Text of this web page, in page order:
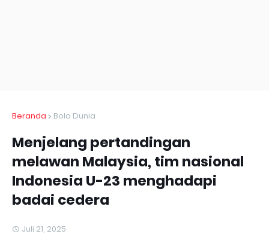
Beranda Bola Dunia
Menjelang pertandingan
melawan Malaysia, tim nasional
Indonesia U-23 menghadapi
badai cedera
Juli 21, 2025